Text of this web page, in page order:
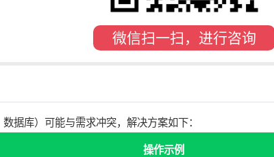
微信扫一扫，进行咨询
据库）可能与需求冲突，解决方案如下：
操作示例